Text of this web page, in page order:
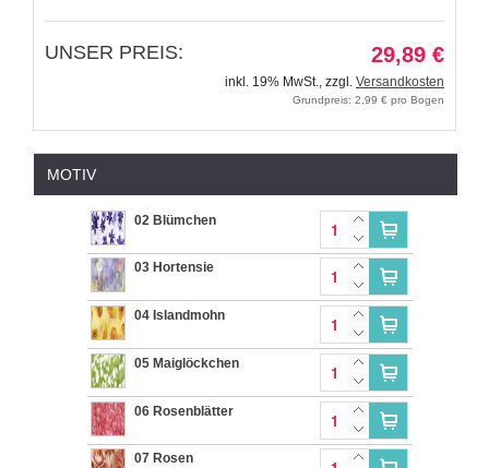
UNSER PREIS: 29,89 €
inkl. 19% MwSt., zzgl. Versandkosten
Grundpreis: 2,99 € pro Bogen
MOTIV
02 Blümchen
03 Hortensie
04 Islandmohn
05 Maiglöckchen
06 Rosenblätter
07 Rosen